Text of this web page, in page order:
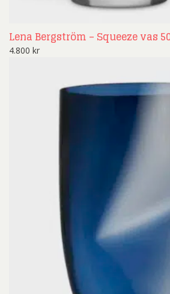
Lena Bergström – Squeeze vas
4.800 kr